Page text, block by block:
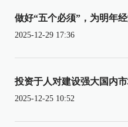
做好“五个必须”，为明年
2025-12-29 17:36
投资于人对建设强大国内
2025-12-25 10:52